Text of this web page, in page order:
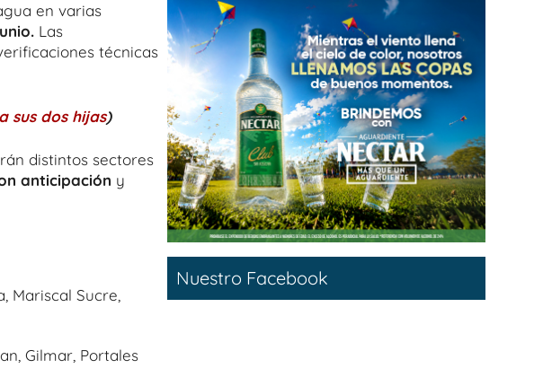
en varias
Las
técnicas
sus dos hijas)
distintos sectores
anticipación y
Mariscal Sucre,
Gilmar, Portales
Nuestro Facebook